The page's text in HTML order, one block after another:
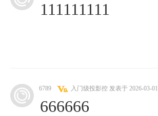
111111111
6789 入门级投影控 发表于 2026-03-01
666666